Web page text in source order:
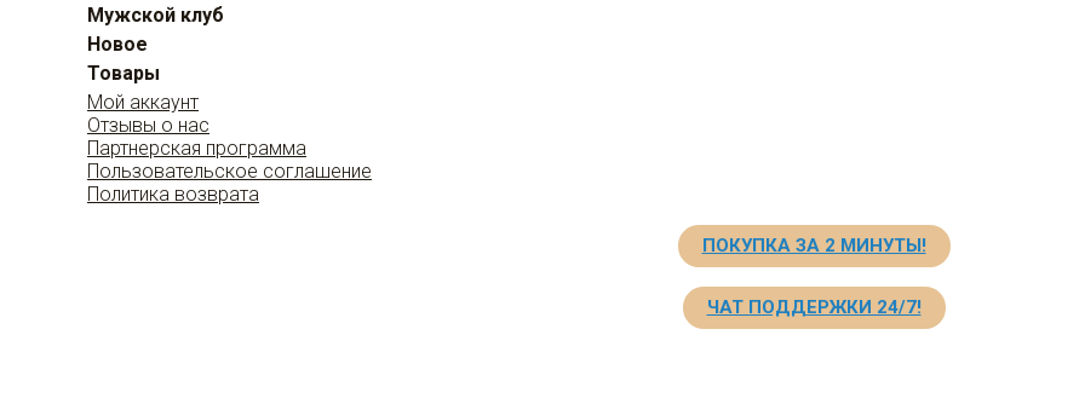
Мужской клуб
Новое
Товары
Мой аккаунт
Отзывы о нас
Партнерская программа
Пользовательское соглашение
Политика возврата
ПОКУПКА ЗА 2 МИНУТЫ!
ЧАТ ПОДДЕРЖКИ 24/7!